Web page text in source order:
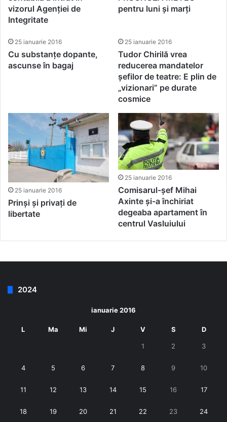
vizorul Agenției de
Integritate
pentru luni și marți
25 ianuarie 2016
Cu substanțe dopante,
ascunse în bagaj
25 ianuarie 2016
Tudor Chirilă vrea
reducerea mandatelor
șefilor de teatre: E plin de
„vizionari” pe durate
cosmice
25 ianuarie 2016
Prinși și privați de
libertate
25 ianuarie 2016
Comisarul-șef Mihai
Axinte și-a închiriat
degeaba apartament în
centrul Vasluiului
2024
ianuarie 2016
L Ma Mi J V S D
1 2 3
4 5 6 7 8 9 10
11 12 13 14 15 16 17
18 19 20 21 22 23 24